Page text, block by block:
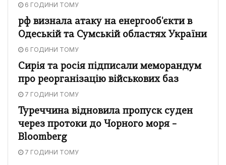
6 ГОДИНИ ТОМУ
рф визнала атаку на енергооб'єкти в
Одеській та Сумській областях України
6 ГОДИНИ ТОМУ
Сирія та росія підписали меморандум
про реорганізацію військових баз
7 ГОДИНИ ТОМУ
Туреччина відновила пропуск суден
через протоки до Чорного моря –
Bloomberg
7 ГОДИНИ ТОМУ